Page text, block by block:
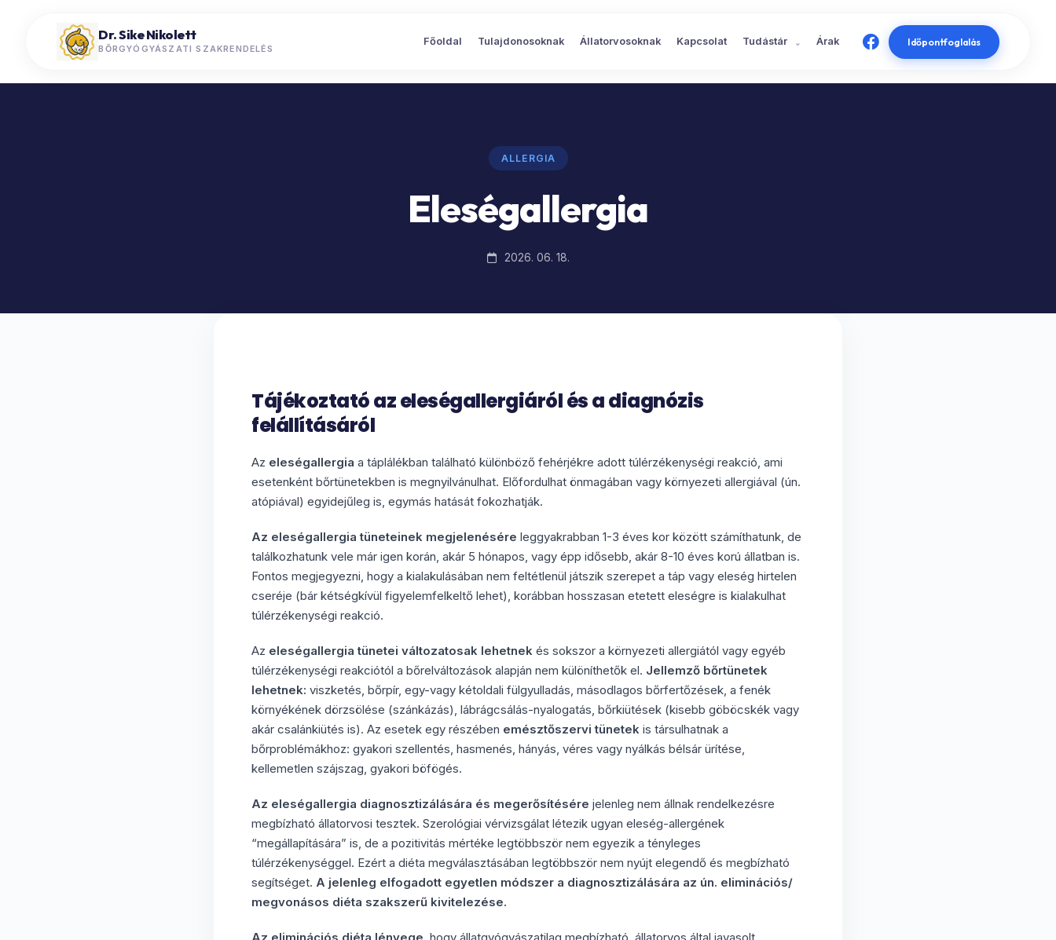
Dr. Sike Nikolett
BŐRGYÓGYÁSZATI SZAKRENDELÉS
Főoldal Tulajdonosoknak Állatorvosoknak Kapcsolat Tudástár Árak Időpontfoglalás
ALLERGIA
Eleségallergia
2026. 06. 18.
Tájékoztató az eleségallergiáról és a diagnózis
felállításáról
Az eleségallergia a táplálékban található különböző fehérjékre adott túlérzékenységi reakció, ami
esetenként bőrtünetekben is megnyilvánulhat. Előfordulhat önmagában vagy környezeti allergiával (ún.
atópiával) egyidejűleg is, egymás hatását fokozhatják.
Az eleségallergia tüneteinek megjelenésére leggyakrabban 1-3 éves kor között számíthatunk, de
találkozhatunk vele már igen korán, akár 5 hónapos, vagy épp idősebb, akár 8-10 éves korú állatban is.
Fontos megjegyezni, hogy a kialakulásában nem feltétlenül játszik szerepet a táp vagy eleség hirtelen
cseréje (bár kétségkívül figyelemfelkeltő lehet), korábban hosszasan etetett eleségre is kialakulhat
túlérzékenységi reakció.
Az eleségallergia tünetei változatosak lehetnek és sokszor a környezeti allergiától vagy egyéb
túlérzékenységi reakciótól a bőrelváltozások alapján nem különíthetők el. Jellemző bőrtünetek
lehetnek: viszketés, bőrpír, egy-vagy kétoldali fülgyulladás, másodlagos bőrfertőzések, a fenék
környékének dörzsölése (szánkázás), lábrágcsálás-nyalogatás, bőrkiütések (kisebb göböcskék vagy
akár csalánkiütés is). Az esetek egy részében emésztőszervi tünetek is társulhatnak a
bőrproblémákhoz: gyakori szellentés, hasmenés, hányás, véres vagy nyálkás bélsár ürítése,
kellemetlen szájszag, gyakori böfögés.
Az eleségallergia diagnosztizálására és megerősítésére jelenleg nem állnak rendelkezésre
megbízható állatorvosi tesztek. Szerológiai vérvizsgálat létezik ugyan eleség-allergének
“megállapítására” is, de a pozitivitás mértéke legtöbbször nem egyezik a tényleges
túlérzékenységgel. Ezért a diéta megválasztásában legtöbbször nem nyújt elegendő és megbízható
segítséget. A jelenleg elfogadott egyetlen módszer a diagnosztizálására az ún. eliminációs/
megvonásos diéta szakszerű kivitelezése.